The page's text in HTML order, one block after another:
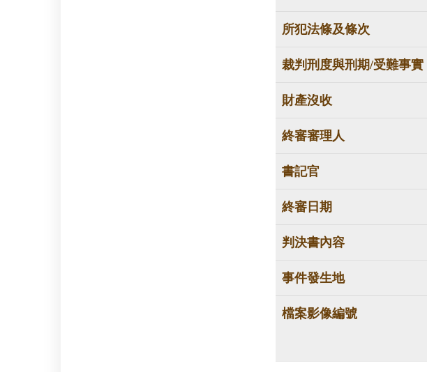
所犯法條及條次
裁判刑度與刑期/受難事實
財產沒收
終審審理人
書記官
終審日期
判決書內容
事件發生地
檔案影像編號